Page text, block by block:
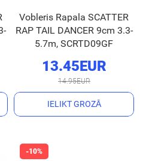
Vobleris Rapala SCATTER
RAP TAIL DANCER 9cm 3.3-
5.7m, SCRTD09GF
13.45EUR
14.95EUR
IELIKT GROZĀ